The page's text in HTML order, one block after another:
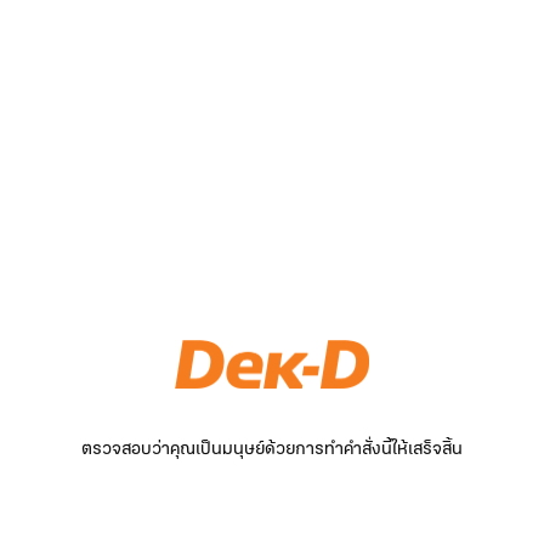
ตรวจสอบว่าคุณเป็นมนุษย์ด้วยการทำคำสั่งนี้ให้เสร็จสิ้น